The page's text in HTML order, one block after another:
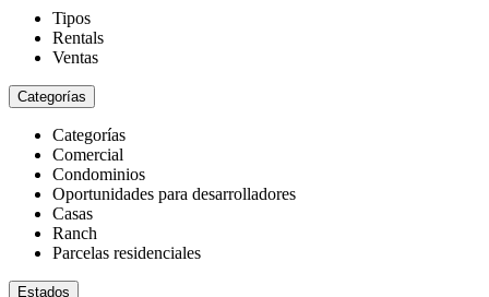
Tipos
Rentals
Ventas
Categorías
Categorías
Comercial
Condominios
Oportunidades para desarrolladores
Casas
Ranch
Parcelas residenciales
Estados